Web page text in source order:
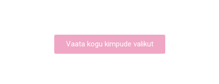
Vaata kogu kimpude valikut